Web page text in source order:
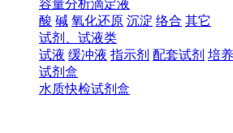
容量分析滴定液
酸 碱 氧化还原 沉淀 络合 其它
试剂、试液类
试液 缓冲液 指示剂 配套试剂 培
试剂盒
水质快检试剂盒